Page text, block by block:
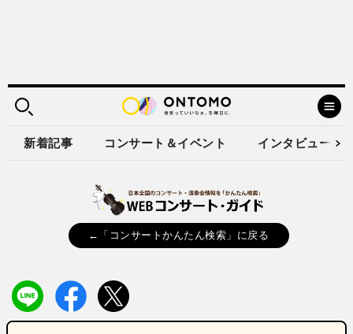
新着記事 コンサート＆イベント インタビュー
←「コンサートかんたん検索」に戻る